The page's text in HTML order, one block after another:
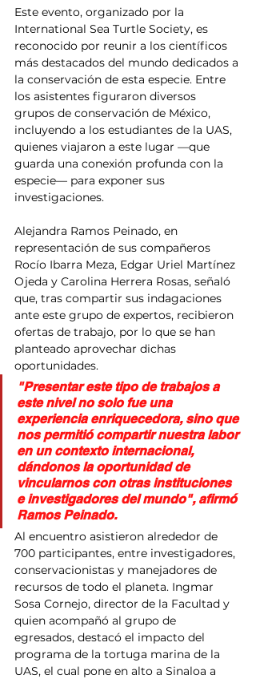
Este evento, organizado por la
International Sea Turtle Society, es
reconocido por reunir a los científicos
más destacados del mundo dedicados a
la conservación de esta especie. Entre
los asistentes figuraron diversos
grupos de conservación de México,
incluyendo a los estudiantes de la UAS,
quienes viajaron a este lugar —que
guarda una conexión profunda con la
especie— para exponer sus
investigaciones.
Alejandra Ramos Peinado, en
representación de sus compañeros
Rocío Ibarra Meza, Edgar Uriel Martínez
Ojeda y Carolina Herrera Rosas, señaló
que, tras compartir sus indagaciones
ante este grupo de expertos, recibieron
ofertas de trabajo, por lo que se han
planteado aprovechar dichas
oportunidades.
"Presentar este tipo de trabajos a
este nivel no solo fue una
experiencia enriquecedora, sino que
nos permitió compartir nuestra labor
en un contexto internacional,
dándonos la oportunidad de
vincularnos con otras instituciones
e investigadores del mundo", afirmó
Ramos Peinado.
Al encuentro asistieron alrededor de
700 participantes, entre investigadores,
conservacionistas y manejadores de
recursos de todo el planeta. Ingmar
Sosa Cornejo, director de la Facultad y
quien acompañó al grupo de
egresados, destacó el impacto del
programa de la tortuga marina de la
UAS, el cual pone en alto a Sinaloa a